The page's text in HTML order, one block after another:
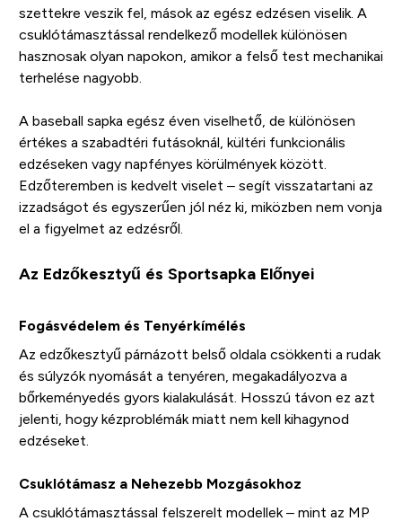
szettekre veszik fel, mások az egész edzésen viselik. A
csuklótámasztással rendelkező modellek különösen
hasznosak olyan napokon, amikor a felső test mechanikai
terhelése nagyobb.
A baseball sapka egész éven viselhető, de különösen
értékes a szabadtéri futásoknál, kültéri funkcionális
edzéseken vagy napfényes körülmények között.
Edzőteremben is kedvelt viselet – segít visszatartani az
izzadságot és egyszerűen jól néz ki, miközben nem vonja
el a figyelmet az edzésről.
Az Edzőkesztyű és Sportsapka Előnyei
Fogásvédelem és Tenyérkímélés
Az edzőkesztyű párnázott belső oldala csökkenti a rudak
és súlyzók nyomását a tenyéren, megakadályozva a
bőrkeményedés gyors kialakulását. Hosszú távon ez azt
jelenti, hogy kézproblémák miatt nem kell kihagynod
edzéseket.
Csuklótámasz a Nehezebb Mozgásokhoz
A csuklótámasztással felszerelt modellek – mint az MP